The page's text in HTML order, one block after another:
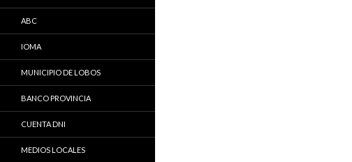
ABC
IOMA
MUNICIPIO DE LOBOS
BANCO PROVINCIA
CUENTA DNI
MEDIOS LOCALES